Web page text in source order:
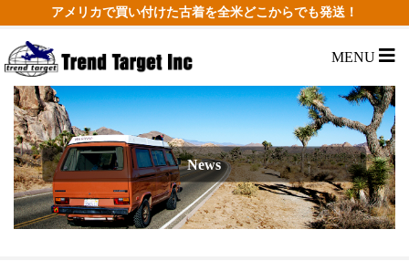
アメリカで買い付けた古着を全米どこからでも発送！
MENU
News